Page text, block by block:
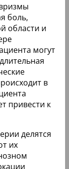
боль,
области и
могут
в
привести к
делятся
их